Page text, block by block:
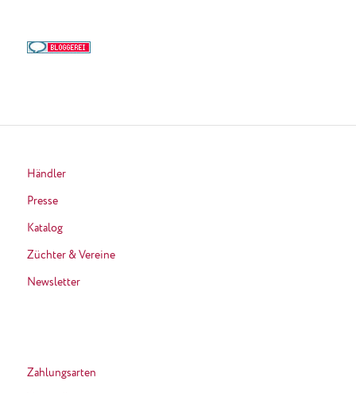
Händler
Presse
Katalog
Züchter & Vereine
Newsletter
Zahlungsarten